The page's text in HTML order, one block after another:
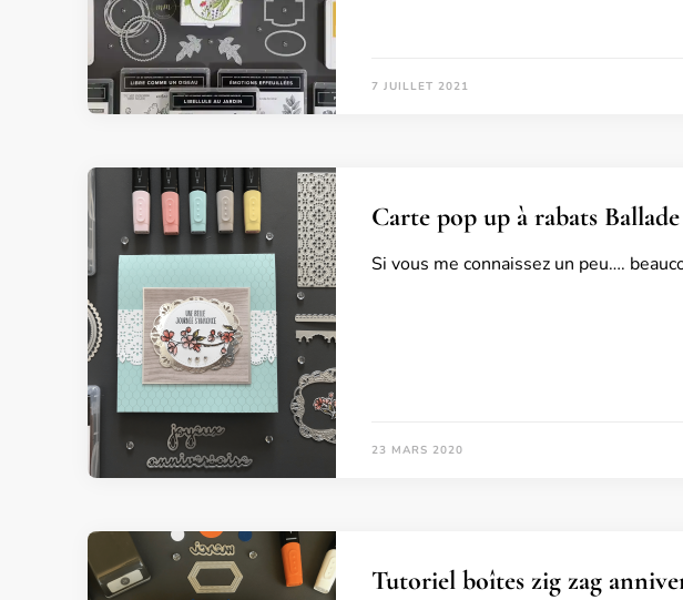
7 JUILLET 2021
Carte pop up à rabats
Si vous me connaissez un peu….
23 MARS 2020
Tutoriel boîtes zig zag